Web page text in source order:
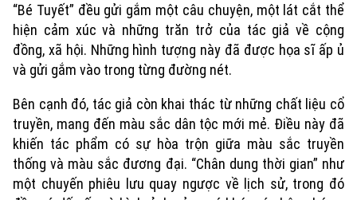
“Bé Tuyết” đều gửi gắm một câu chuyện, một lát cắt thể
hiện cảm xúc và những trăn trở của tác giả về cộng
đồng, xã hội. Những hình tượng này đã được họa sĩ ấp ủ
và gửi gắm vào trong từng đường nét.
Bên cạnh đó, tác giả còn khai thác từ những chất liệu cổ
truyền, mang đến màu sắc dân tộc mới mẻ. Điều này đã
khiến tác phẩm có sự hòa trộn giữa màu sắc truyền
thống và màu sắc đương đại. “Chân dung thời gian” như
một chuyến phiêu lưu quay ngược về lịch sử, trong đó